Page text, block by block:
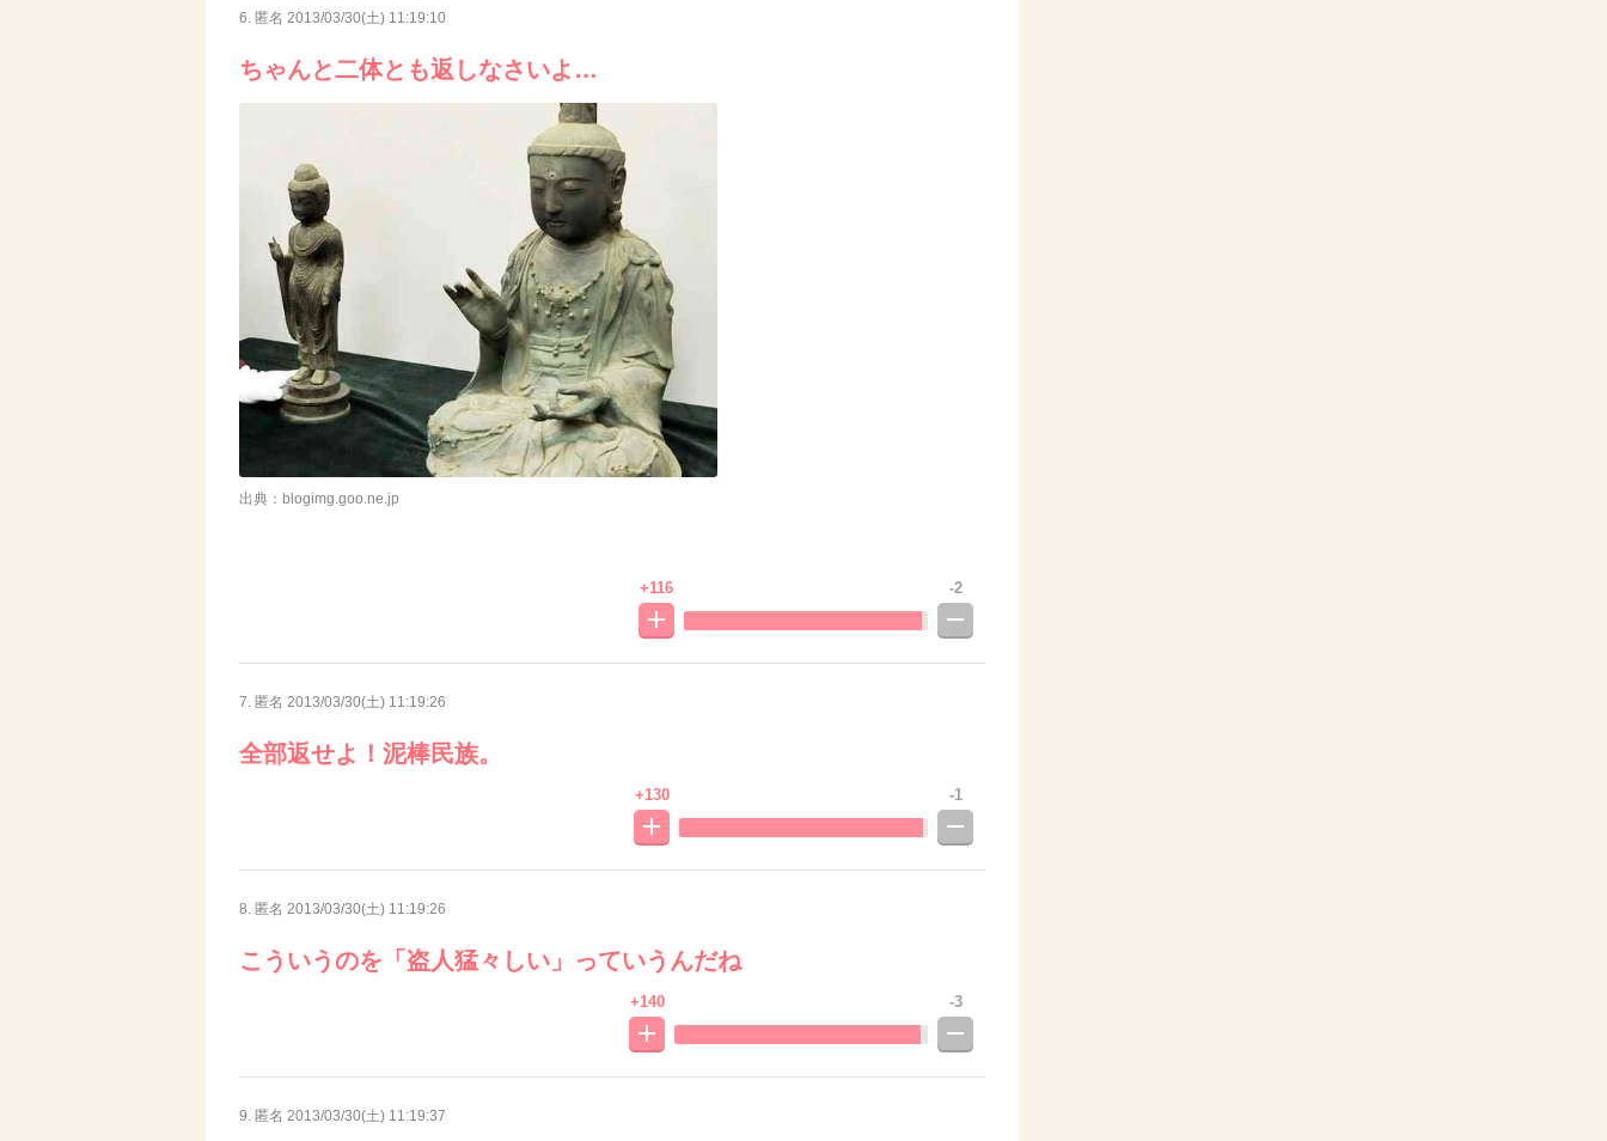
6. 匿名 2013/03/30(土) 11:19:10
ちゃんと二体とも返しなさいよ…
出典：blogimg.goo.ne.jp
+116 -2
7. 匿名 2013/03/30(土) 11:19:26
全部返せよ！泥棒民族。
+130 -1
8. 匿名 2013/03/30(土) 11:19:26
こういうのを「盗人猛々しい」っていうんだね
+140 -3
9. 匿名 2013/03/30(土) 11:19:37